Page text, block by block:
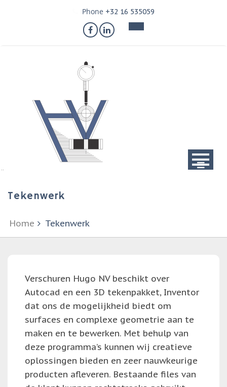
Phone +32 16 535059
Tekenwerk
Home Tekenwerk
Verschuren Hugo NV beschikt over
Autocad en een 3D tekenpakket, Inventor
dat ons de mogelijkheid biedt om
surfaces en complexe geometrie aan te
maken en te bewerken. Met behulp van
deze programma’s kunnen wij creatieve
oplossingen bieden en zeer nauwkeurige
producten afleveren. Bestaande files van